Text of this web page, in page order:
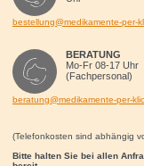
bestellung@medikamente-per-
BERATUNG
Mo-Fr 08-17 Uhr
(Fachpersonal)
beratung@medikamente-per-
(Telefonkosten sind abhängig
Bitte halten Sie bei allen